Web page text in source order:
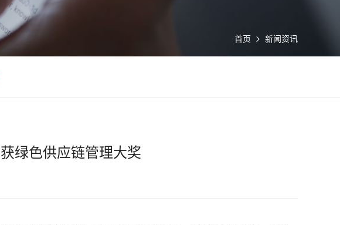
首页 新闻资讯
绿色供应链管理大奖